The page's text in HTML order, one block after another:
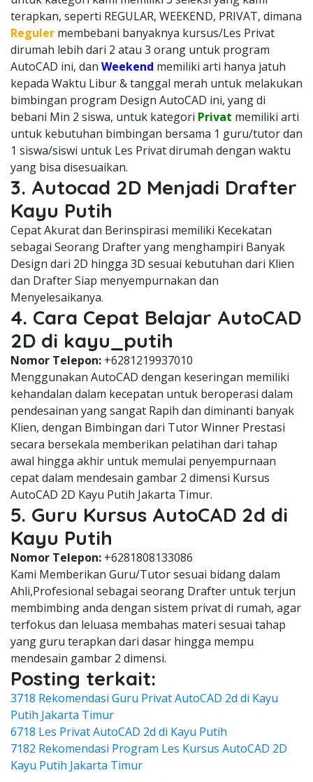
terapkan, seperti REGULAR, WEEKEND, PRIVAT, dimana
Reguler membebani banyaknya kursus/Les Privat
dirumah lebih dari 2 atau 3 orang untuk program
AutoCAD ini, dan Weekend memiliki arti hanya jatuh
kepada Waktu Libur & tanggal merah untuk melakukan
bimbingan program Design AutoCAD ini, yang di
bebani Min 2 siswa, untuk kategori Privat memiliki arti
untuk kebutuhan bimbingan bersama 1 guru/tutor dan
1 siswa/siswi untuk Les Privat dirumah dengan waktu
yang bisa disesuaikan.
3. Autocad 2D Menjadi Drafter
Kayu Putih
Cepat Akurat dan Berinspirasi memiliki Kecekatan
sebagai Seorang Drafter yang menghampiri Banyak
Design dari 2D hingga 3D sesuai kebutuhan dari Klien
dan Drafter Siap menyempurnakan dan
Menyelesaikanya.
4. Cara Cepat Belajar AutoCAD
2D di kayu_putih
Nomor Telepon: +6281219937010
Menggunakan AutoCAD dengan keseringan memiliki
kehandalan dalam kecepatan untuk beroperasi dalam
pendesainan yang sangat Rapih dan diminanti banyak
Klien, dengan Bimbingan dari Tutor Winner Prestasi
secara bersekala memberikan pelatihan dari tahap
awal hingga akhir untuk memulai penyempurnaan
cepat dalam mendesain gambar 2 dimensi Kursus
AutoCAD 2D Kayu Putih Jakarta Timur.
5. Guru Kursus AutoCAD 2d di
Kayu Putih
Nomor Telepon: +6281808133086
Kami Memberikan Guru/Tutor sesuai bidang dalam
Ahli,Profesional sebagai seorang Drafter untuk terjun
membimbing anda dengan sistem privat di rumah, agar
terfokus dan leluasa membahas materi sesuai tahap
yang guru terapkan dari dasar hingga mempu
mendesain gambar 2 dimensi.
Posting terkait:
3718 Rekomendasi Guru Privat AutoCAD 2d di Kayu
Putih Jakarta Timur
6718 Les Privat AutoCAD 2d di Kayu Putih
7182 Rekomendasi Program Les Kursus AutoCAD 2D
Kayu Putih Jakarta Timur